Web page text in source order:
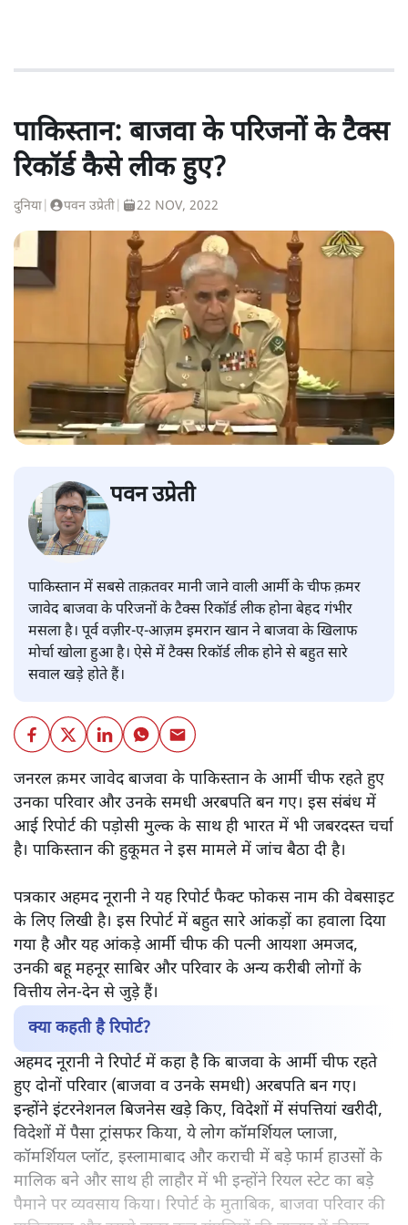
पाकिस्तान: बाजवा के परिजनों के टैक्स
रिकॉर्ड कैसे लीक हुए?
दुनिया पवन उप्रेती 22 NOV, 2022
पवन उप्रेती
पाकिस्तान में सबसे ताक़तवर मानी जाने वाली आर्मी के चीफ क़मर
जावेद बाजवा के परिजनों के टैक्स रिकॉर्ड लीक होना बेहद गंभीर
मसला है। पूर्व वज़ीर-ए-आज़म इमरान खान ने बाजवा के खिलाफ
मोर्चा खोला हुआ है। ऐसे में टैक्स रिकॉर्ड लीक होने से बहुत सारे
सवाल खड़े होते हैं।
जनरल क़मर जावेद बाजवा के पाकिस्तान के आर्मी चीफ रहते हुए
उनका परिवार और उनके समधी अरबपति बन गए। इस संबंध में
आई रिपोर्ट की पड़ोसी मुल्क के साथ ही भारत में भी जबरदस्त चर्चा
है। पाकिस्तान की हुकूमत ने इस मामले में जांच बैठा दी है।
पत्रकार अहमद नूरानी ने यह रिपोर्ट फैक्ट फोकस नाम की वेबसाइट
के लिए लिखी है। इस रिपोर्ट में बहुत सारे आंकड़ों का हवाला दिया
गया है और यह आंकड़े आर्मी चीफ की पत्नी आयशा अमजद,
उनकी बहू महनूर साबिर और परिवार के अन्य करीबी लोगों के
वित्तीय लेन-देन से जुड़े हैं।
क्या कहती है रिपोर्ट?
अहमद नूरानी ने रिपोर्ट में कहा है कि बाजवा के आर्मी चीफ रहते
हुए दोनों परिवार (बाजवा व उनके समधी) अरबपति बन गए।
इन्होंने इंटरनेशनल बिजनेस खड़े किए, विदेशों में संपत्तियां खरीदी,
विदेशों में पैसा ट्रांसफर किया, ये लोग कॉमर्शियल प्लाजा,
कॉमर्शियल प्लॉट, इस्लामाबाद और कराची में बड़े फार्म हाउसों के
मालिक बने और साथ ही लाहौर में भी इन्होंने रियल स्टेट का बड़े
पैमाने पर व्यवसाय किया। रिपोर्ट के मुताबिक, बाजवा परिवार की